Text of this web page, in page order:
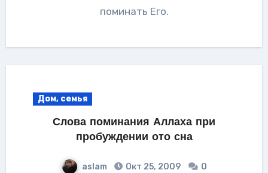
поминать Его.
Дом, семья
Слова поминания Аллаха при
пробуждении ото сна
aslam Окт 25, 2009
0